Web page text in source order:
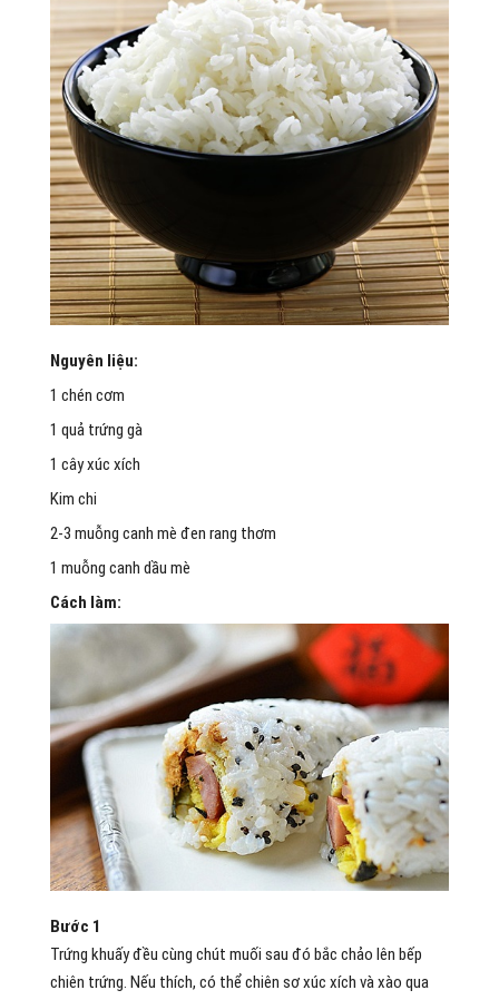
Nguyên liệu:
1 chén cơm
1 quả trứng gà
1 cây xúc xích
Kim chi
2-3 muỗng canh mè đen rang thơm
1 muỗng canh dầu mè
Cách làm:
Bước 1
Trứng khuấy đều cùng chút muối sau đó bắc chảo lên bếp
chiên trứng. Nếu thích, có thể chiên sơ xúc xích và xào qua